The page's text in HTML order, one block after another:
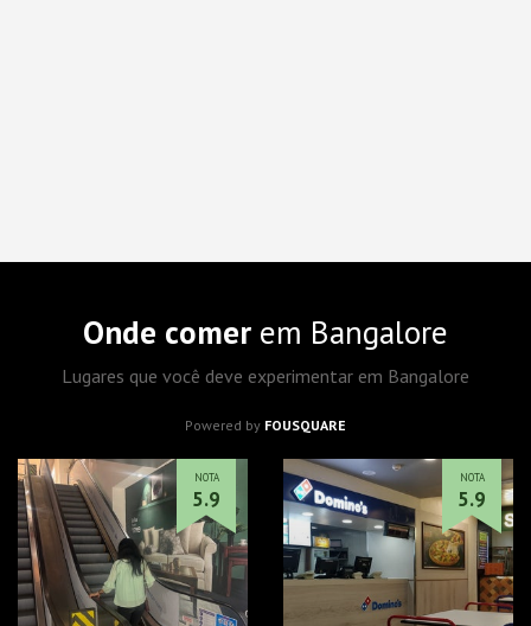
Onde comer em Bangalore
Lugares que você deve experimentar em Bangalore
Powered by FOUSQUARE
NOTA
5.9
NOTA
5.9